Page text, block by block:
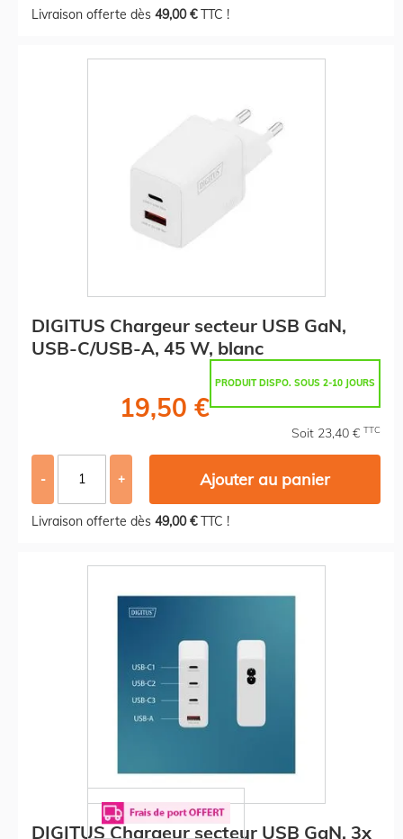
Livraison offerte dès 49,00 €TTC !
DIGITUS Chargeur secteur USB GaN,
USB-C/USB-A, 45 W, blanc
PRODUIT DISPO. SOUS 2-10 JOURS
19,50 €
Soit 23,40 € TTC
- + Ajouter au panier
Livraison offerte dès 49,00 €TTC !
DIGITUS Chargeur secteur USB GaN, 3x